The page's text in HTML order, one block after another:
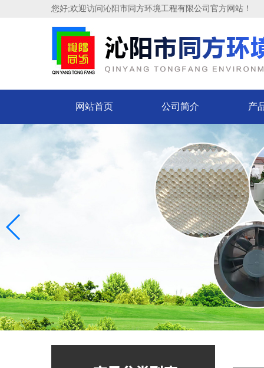
您好;欢迎访问沁阳市同方环境工程有限公司官方网站！
网站首页 公司简介 产